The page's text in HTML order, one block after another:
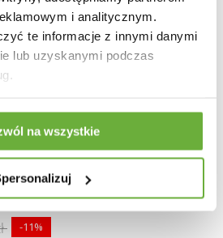
i analitycznym.
te informacje z innymi danymi
lub uzyskanymi podczas
na wszystkie
II
-11%